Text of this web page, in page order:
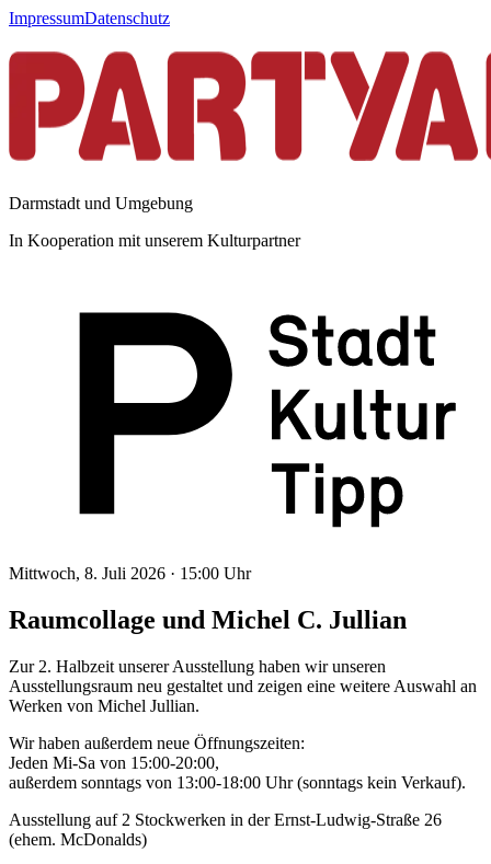
ImpressumDatenschutz
Darmstadt und Umgebung
In Kooperation mit unserem Kulturpartner
Mittwoch, 8. Juli 2026 · 15:00 Uhr
Raumcollage und Michel C. Jullian
Zur 2. Halbzeit unserer Ausstellung haben wir unseren
Ausstellungsraum neu gestaltet und zeigen eine weitere Auswahl an
Werken von Michel Jullian.
Wir haben außerdem neue Öffnungszeiten:
Jeden Mi-Sa von 15:00-20:00,
außerdem sonntags von 13:00-18:00 Uhr (sonntags kein Verkauf).
Ausstellung auf 2 Stockwerken in der Ernst-Ludwig-Straße 26
(ehem. McDonalds)